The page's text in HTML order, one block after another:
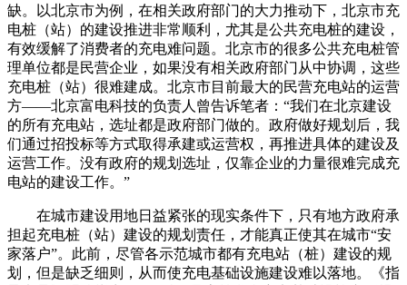
缺。以北京市为例，在相关政府部门的大力推动下，北京市充
电桩（站）的建设推进非常顺利，尤其是公共充电桩的建设，
有效缓解了消费者的充电难问题。北京市的很多公共充电桩管
理单位都是民营企业，如果没有相关政府部门从中协调，这些
充电桩（站）很难建成。北京市目前最大的民营充电站的运营
方——北京富电科技的负责人曾告诉笔者：“我们在北京建设
的所有充电站，选址都是政府部门做的。政府做好规划后，我
们通过招投标等方式取得承建或运营权，再推进具体的建设及
运营工作。没有政府的规划选址，仅靠企业的力量很难完成充
电站的建设工作。”
在城市建设用地日益紧张的现实条件下，只有地方政府承
担起充电桩（站）建设的规划责任，才能真正使其在城市“安
家落户”。此前，尽管各示范城市都有充电站（桩）建设的规
划，但是缺乏细则，从而使充电基础设施建设难以落地。《指